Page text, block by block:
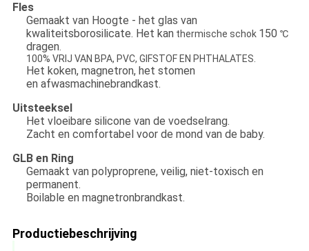
Fles
Gemaakt van Hoogte - het glas van
kwaliteitsborosilicate. Het kan thermische schok 150 ℃
dragen.
100% VRIJ VAN BPA, PVC, GIFSTOF EN PHTHALATES.
Het koken, magnetron, het stomen
en afwasmachinebrandkast.
Uitsteeksel
Het vloeibare silicone van de voedselrang.
Zacht en comfortabel voor de mond van de baby.
GLB en Ring
Gemaakt van polyproprene, veilig, niet-toxisch en
permanent.
Boilable en magnetronbrandkast.
Productiebeschrijving